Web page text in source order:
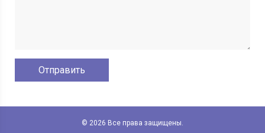
© 2026 Все права защищены.